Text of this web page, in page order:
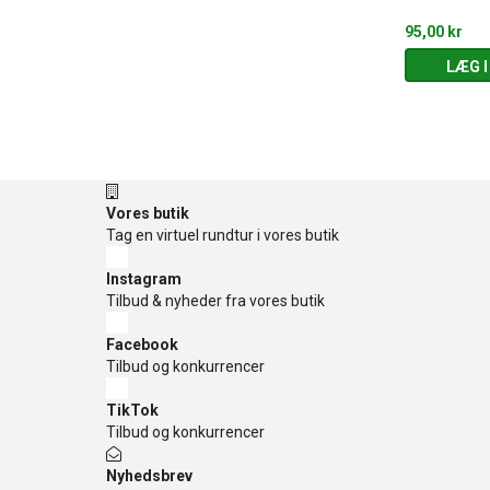
95,00 kr
LÆG I
Vores butik
Tag en virtuel rundtur i vores butik
Instagram
Tilbud & nyheder fra vores butik
Facebook
Tilbud og konkurrencer
TikTok
Tilbud og konkurrencer
Nyhedsbrev